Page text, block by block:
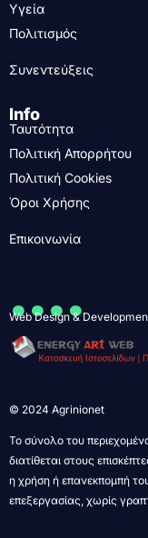
Υγεία
Πολιτισμός
Συνεντεύξεις
Info
Ταυτότητα
Πολιτική Απορρήτου
Πολιτική Cookies
Όροι Χρήσης
Επικοινωνία
....
Web Design &
© 2024 Agrinionet
Το σύνολο του
διατίθεται στους
η χρήση ή επανεκπομπή
επεξεργασίας, χωρίς